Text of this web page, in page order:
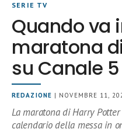
SERIE TV
Quando va
maratona
su Canale 5
REDAZIONE | NOVEMBRE 11,
La maratona di Harry
calendario della messa in